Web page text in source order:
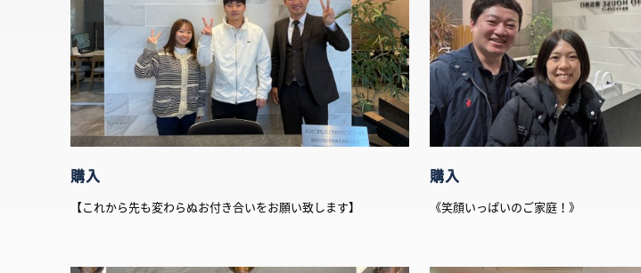
購入
【これから先も変わらぬお付き合いをお願い致します】
購入
《笑顔いっぱいのご家庭！》